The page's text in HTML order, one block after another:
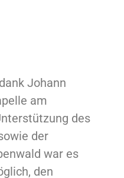
Johann
am
des
der
war es
den